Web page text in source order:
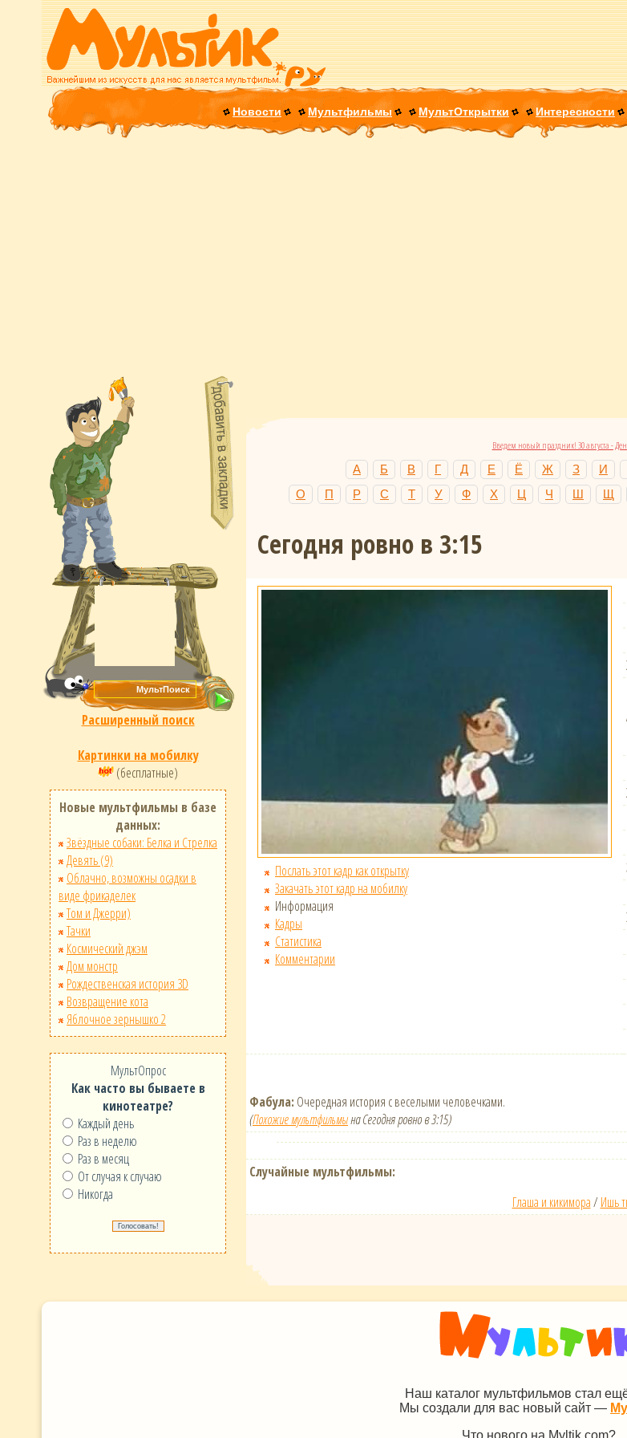
Новости Мультфильмы МультОткрытки Интересности
Расширенный поиск
Картинки на мобилку
(бесплатные)
Новые мультфильмы в базе
данных:
Звёздные собаки: Белка и Стрелка
Девять (9)
Облачно, возможны осадки в
виде фрикаделек
Том и Джерри)
Тачки
Космический джэм
Дом монстр
Рождественская история 3D
Возвращение кота
Яблочное зернышко 2
МультОпрос
Как часто вы бываете в
кинотеатре?
Каждый день
Раз в неделю
Раз в месяц
От случая к случаю
Никогда
Введем новый праздник! 30 августа -
А Б В Г Д Е Ё Ж З И
О
П Р С Т У Ф Х Ц Ч Ш Щ
Сегодня ровно в 3:15
Послать этот кадр как открытку
Закачать этот кадр на мобилку
Информация
Кадры
Статистика
Комментарии
Фабула: Очередная история с веселыми человечками.
(Похожие мультфильмына Сегодня ровно в 3:15)
Случайные мультфильмы:
Глаша и кикимора/ Ишь
Наш каталог мультфильмов стал
Мы создали для вас новый сайт —
Что нового на Myltik.com?